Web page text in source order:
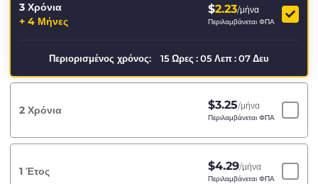
3 Χρόνια
+ 4 Μήνες
$2.23/μήνα
Περιλαμβάνεται ΦΠΑ
Περιορισμένος χρόνος: 15Ωρες :05Λεπ:07Δευ
2 Χρόνια $3.25/μήνα
Περιλαμβάνεται ΦΠΑ
1 Έτος $4.29/μήνα
Περιλαμβάνεται ΦΠΑ